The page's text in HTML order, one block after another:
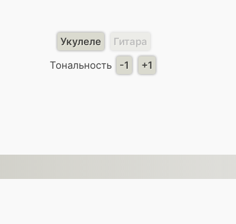
Укулеле
Гитара
Тональность
-1 +1